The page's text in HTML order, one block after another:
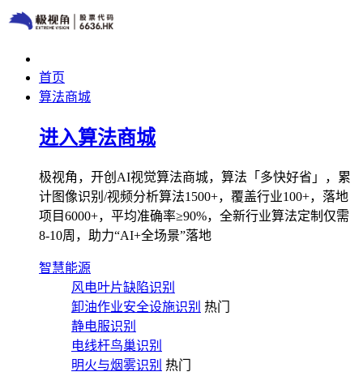
首页
算法商城
进入算法商城
极视角，开创AI视觉算法商城，算法「多快好省」，累
计图像识别/视频分析算法1500+，覆盖行业100+，落地
项目6000+，平均准确率≥90%，全新行业算法定制仅需
8-10周，助力“AI+全场景”落地
智慧能源
风电叶片缺陷识别
卸油作业安全设施识别 热门
静电服识别
电线杆鸟巢识别
明火与烟雾识别 热门